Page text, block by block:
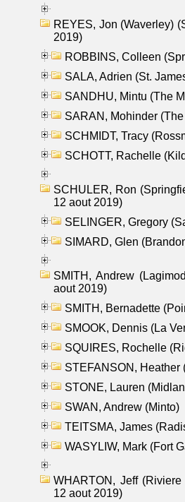
REYES, Jon (Waverley)
2019)
ROBBINS, Colleen
SALA, Adrien (St.
SANDHU, Mintu (The
SARAN, Mohinder
SCHMIDT, Tracy
SCHOTT, Rachelle
SCHULER, Ron
12 aout 2019)
SELINGER, Gregory
SIMARD, Glen
SMITH, Andrew
aout 2019)
SMITH, Bernadette
SMOOK, Dennis (La
SQUIRES, Rochelle
STEFANSON, Heather
STONE, Lauren
SWAN, Andrew (Minto)
TEITSMA, James
WASYLIW, Mark (Fort
WHARTON, Jeff
12 aout 2019)